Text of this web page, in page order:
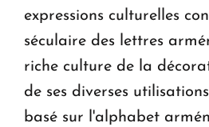
expressions culturelles
séculaire des lettres
riche culture de la
de ses diverses
basé sur l'alphabet